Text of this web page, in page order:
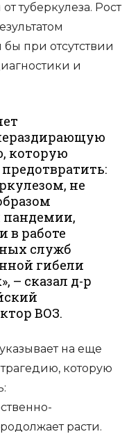
туберкулеза. Рост
при отсутствии
и
которую
не
в работе
служб
гибели
– сказал д-р
ВОЗ.
на еще
которую
расти.